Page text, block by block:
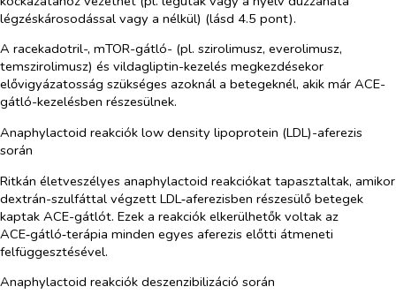
légzéskárosodással vagy a nélkül) (lásd 4.5 pont).
A racekadotril-, mTOR-gátló- (pl. szirolimusz, everolimusz,
temszirolimusz) és vildagliptin-kezelés megkezdésekor
elővigyázatosság szükséges azoknál a betegeknél, akik már ACE-
gátló-kezelésben részesülnek.
Anaphylactoid reakciók low density lipoprotein (LDL)-aferezis
során
Ritkán életveszélyes anaphylactoid reakciókat tapasztaltak, amikor
dextrán-szulfáttal végzett LDL‑aferezisben részesülő betegek
kaptak ACE-gátlót. Ezek a reakciók elkerülhetők voltak az
ACE‑gátló‑terápia minden egyes aferezis előtti átmeneti
felfüggesztésével.
Anaphylactoid reakciók deszenzibilizáció során